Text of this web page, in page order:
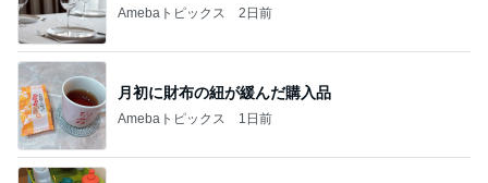
Amebaトピックス 2日前
月初に財布の紐が緩んだ購入品
Amebaトピックス 1日前